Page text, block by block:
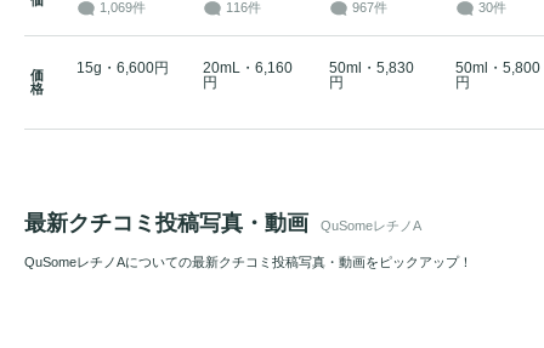
1,069件 116件 967件 30件
価
格
15g・6,600円
20mL・6,160
円
50ml・5,830
円
50ml・5,800
円
最新クチコミ投稿写真・動画 QuSomeレチノA
QuSomeレチノAについての最新クチコミ投稿写真・動画をピックアップ！